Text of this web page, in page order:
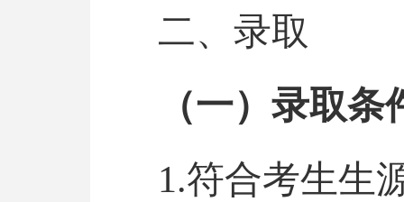
二、录取
（一）录取条
1.符合考生生